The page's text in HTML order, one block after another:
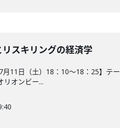
スキリングの経済学
11日（土）18：10～18：25】テ
リオンビー...